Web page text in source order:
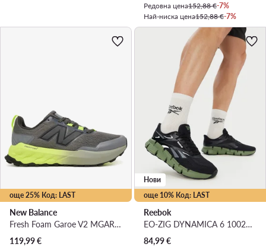
Редовна цена152,88 €-7%
Най-ниска цена152,88 €-7%
още 25% Код: LAST
New Balance
Fresh Foam Garoe V2 MGARO1PX · Маратонки за бягане
119,99€
още 10% Код: LAST
Нови
Reebok
EO-ZIG DYNAMICA 6 100263919 · Маратонки за бягане
84,99€